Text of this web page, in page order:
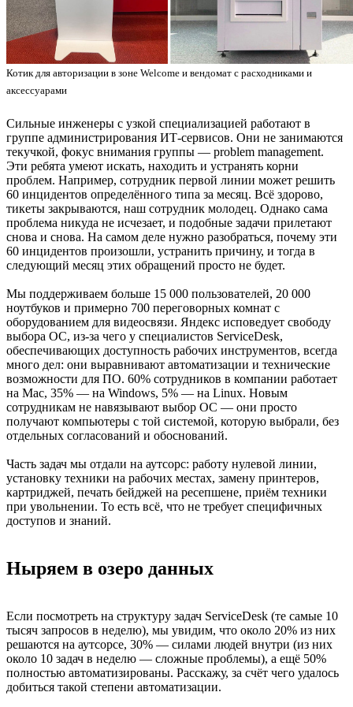
Котик для авторизации в зоне Welcome и вендомат с расходниками и
аксессуарами
Сильные инженеры с узкой специализацией работают в
группе администрирования ИТ-сервисов. Они не занимаются
текучкой, фокус внимания группы — problem management.
Эти ребята умеют искать, находить и устранять корни
проблем. Например, сотрудник первой линии может решить
60 инцидентов определённого типа за месяц. Всё здорово,
тикеты закрываются, наш сотрудник молодец. Однако сама
проблема никуда не исчезает, и подобные задачи прилетают
снова и снова. На самом деле нужно разобраться, почему эти
60 инцидентов произошли, устранить причину, и тогда в
следующий месяц этих обращений просто не будет.
Мы поддерживаем больше 15 000 пользователей, 20 000
ноутбуков и примерно 700 переговорных комнат с
оборудованием для видеосвязи. Яндекс исповедует свободу
выбора ОС, из-за чего у специалистов ServiceDesk,
обеспечивающих доступность рабочих инструментов, всегда
много дел: они выравнивают автоматизации и технические
возможности для ПО. 60% сотрудников в компании работает
на Mac, 35% — на Windows, 5% — на Linux. Новым
сотрудникам не навязывают выбор ОС — они просто
получают компьютеры с той системой, которую выбрали, без
отдельных согласований и обоснований.
Часть задач мы отдали на аутсорс: работу нулевой линии,
установку техники на рабочих местах, замену принтеров,
картриджей, печать бейджей на ресепшене, приём техники
при увольнении. То есть всё, что не требует специфичных
доступов и знаний.
Ныряем в озеро данных
Если посмотреть на структуру задач ServiceDesk (те самые 10
тысяч запросов в неделю), мы увидим, что около 20% из них
решаются на аутсорсе, 30% — силами людей внутри (из них
около 10 задач в неделю — сложные проблемы), а ещё 50%
полностью автоматизированы. Расскажу, за счёт чего удалось
добиться такой степени автоматизации.